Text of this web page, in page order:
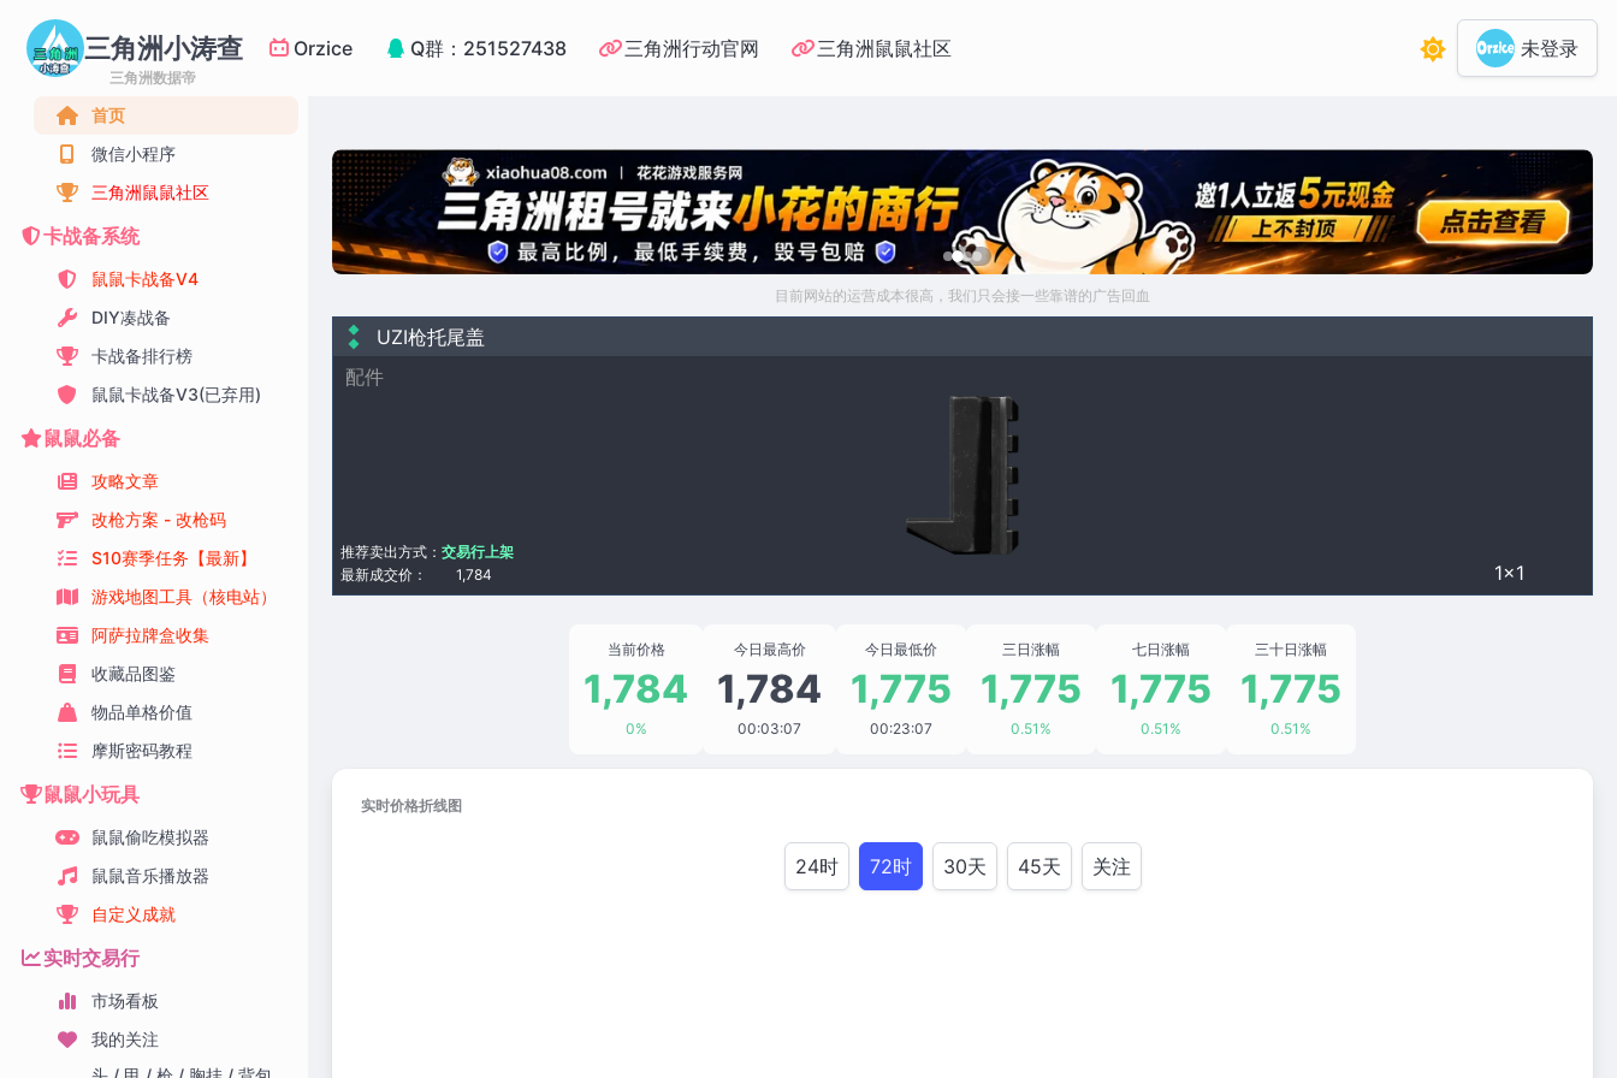
三角洲小涛查
三角洲数据帝
Orzice Q群：251527438 三角洲行动官网 三角洲鼠鼠社区 未登录
首页
微信小程序
三角洲鼠鼠社区
卡战备系统
鼠鼠卡战备V4
DIY凑战备
卡战备排行榜
鼠鼠卡战备V3(已弃用)
鼠鼠必备
攻略文章
改枪方案 - 改枪码
S10赛季任务【最新】
游戏地图工具（核电站）
阿萨拉牌盒收集
收藏品图鉴
物品单格价值
摩斯密码教程
鼠鼠小玩具
鼠鼠偷吃模拟器
鼠鼠音乐播放器
自定义成就
实时交易行
市场看板
我的关注
目前网站的运营成本很高，我们只会接一些靠谱的广告回血
UZI枪托尾盖
配件
1×1
最新成交价： 1,784
推荐卖出方式： 交易行上架
当前价格
1,784
0%
今日最高价
1,784
00:03:07
今日最低价
1,775
00:23:07
三日涨幅
1,775
0.51%
七日涨幅
1,775
0.51%
三十日涨幅
1,775
0.51%
实时价格折线图
24时 72时 30天 45天 关注